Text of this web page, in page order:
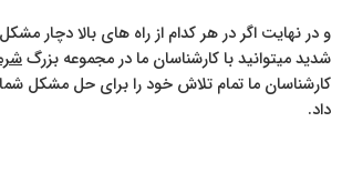
و در نهایت اگر در هر کدام از راه های بالا دچار
شدید میتوانید با کارشناسان ما در مجموعه بزرگ
کارشناسان ما تمام تلاش خود را برای حل مشکل
داد.